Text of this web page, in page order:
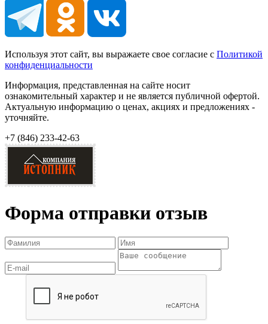
Используя этот сайт, вы выражаете свое согласие с Политикой
конфиденциальности
Информация, представленная на сайте носит
ознакомительный характер и не является публичной офертой.
Актуальную информацию о ценах, акциях и предложениях -
уточняйте.
+7 (846) 233-42-63
Форма отправки отзыв